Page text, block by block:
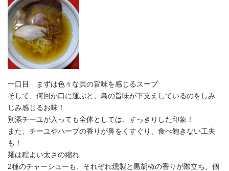
一口目 まずは色々な貝の旨味を感じるスープ
そして、何回か口に運ぶと、鳥の旨味が下支えしているのをしみ
じみ感じるお味！
別添チーユが入っても全体としては、すっきりした印象！
また、チーユやハーブの香りが鼻をくすぐり、食べ飽きない工夫
も！
麺は程よい太さの縮れ
2種のチャーシューも、それぞれ燻製と黒胡椒の香りが際立ち、個